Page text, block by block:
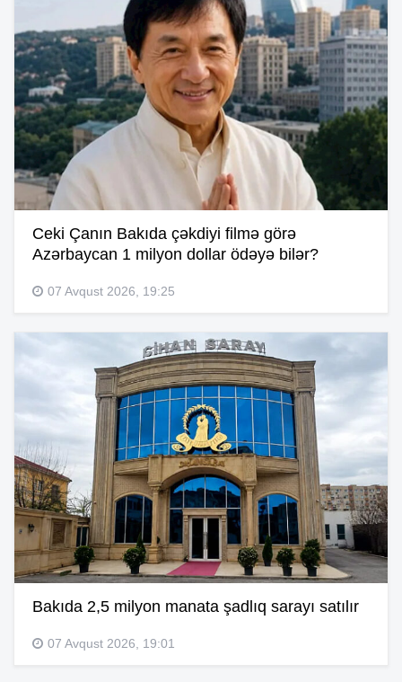
Ceki Çanın Bakıda çəkdiyi filmə görə
Azərbaycan 1 milyon dollar ödəyə bilər?
07 Avqust 2026, 19:25
Bakıda 2,5 milyon manata şadlıq sarayı satılır
07 Avqust 2026, 19:01